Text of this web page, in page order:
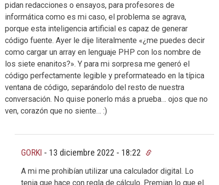
pidan redacciones o ensayos, para profesores de
informática como es mi caso, el problema se agrava,
porque esta inteligencia artificial es capaz de generar
código fuente. Ayer le dije literalmente «¿me puedes decir
como cargar un array en lenguaje PHP con los nombre de
los siete enanitos?». Y para mi sorpresa me generó el
código perfectamente legible y preformateado en la típica
ventana de código, separándolo del resto de nuestra
conversación. No quise ponerlo más a prueba… ojos que no
ven, corazón que no siente… :)
GORKI - 13 diciembre 2022 - 18:22
A mi me prohibían utilizar una calculador digital. Lo
tenia que hace con regla de cálculo. Premian lo que el